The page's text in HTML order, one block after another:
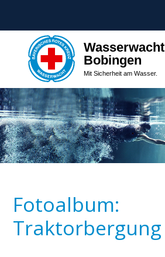
Wasserwacht
Bobingen
Mit Sicherheit am Wasser.
Fotoalbum:
Traktorbergung